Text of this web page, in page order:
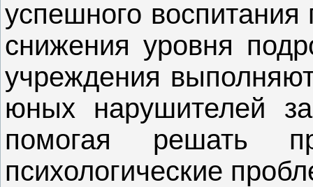
успешного
снижения уровня
учреждения
юных нарушителей
помогая решать
психологические